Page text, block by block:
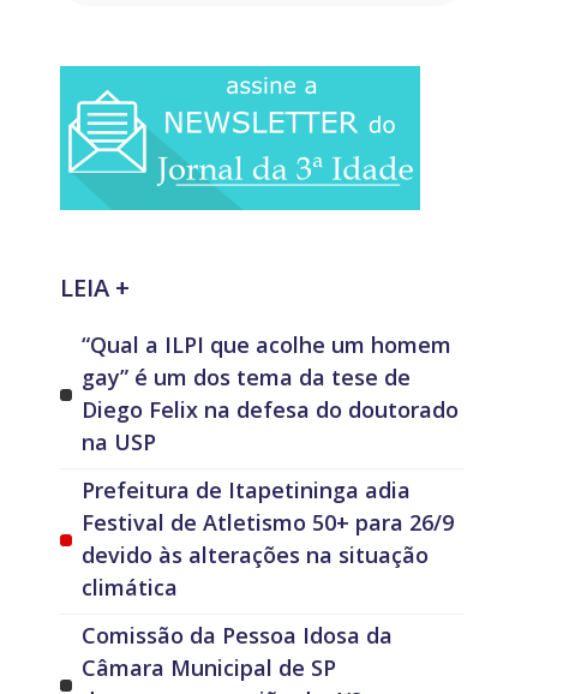
LEIA +
“Qual a ILPI que acolhe um homem
gay” é um dos tema da tese de
Diego Felix na defesa do doutorado
na USP
Prefeitura de Itapetininga adia
Festival de Atletismo 50+ para 26/9
devido às alterações na situação
climática
Comissão da Pessoa Idosa da
Câmara Municipal de SP